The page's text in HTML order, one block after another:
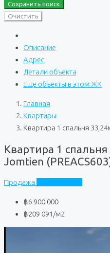
Сохранить поиск
Очистить
Описание
Адрес
Детали объекта
Еще объекты в этом ЖК
Главная
Квартиры
Квартира 1 спальня
Квартира 1
Jomtien
Продажа
฿6 900 000
฿209 091 /м2